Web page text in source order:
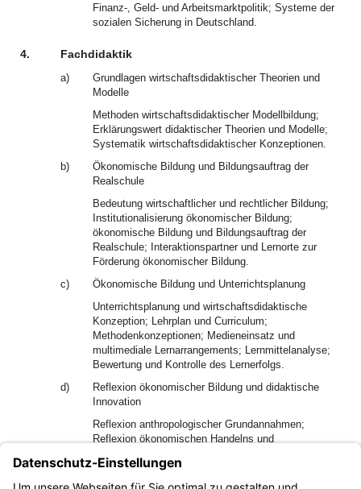
Finanz-, Geld- und Arbeitsmarktpolitik; Systeme der
sozialen Sicherung in Deutschland.
4. Fachdidaktik
a)
Grundlagen wirtschaftsdidaktischer Theorien und
Modelle
Methoden wirtschaftsdidaktischer Modellbildung;
Erklärungswert didaktischer Theorien und Modelle;
Systematik wirtschaftsdidaktischer Konzeptionen.
b)
Ökonomische Bildung und Bildungsauftrag der
Realschule
Bedeutung wirtschaftlicher und rechtlicher Bildung;
Institutionalisierung ökonomischer Bildung;
ökonomische Bildung und Bildungsauftrag der
Realschule; Interaktionspartner und Lernorte zur
Förderung ökonomischer Bildung.
c)
Ökonomische Bildung und Unterrichtsplanung
Unterrichtsplanung und wirtschaftsdidaktische
Konzeption; Lehrplan und Curriculum;
Methodenkonzeptionen; Medieneinsatz und
multimediale Lernarrangements; Lernmittelanalyse;
Bewertung und Kontrolle des Lernerfolgs.
d)
Reflexion ökonomischer Bildung und didaktische
Innovation
Reflexion anthropologischer Grundannahmen;
Reflexion ökonomischen Handelns und
Positionen; Reflexion und Weiterentwicklung
innovativer Konzepte zur Förderung ökonomischer